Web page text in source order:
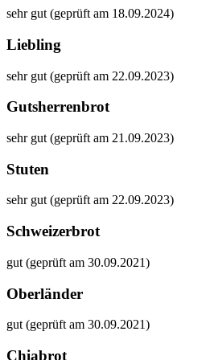
sehr gut (geprüft am 18.09.2024)
Liebling
sehr gut (geprüft am 22.09.2023)
Gutsherrenbrot
sehr gut (geprüft am 21.09.2023)
Stuten
sehr gut (geprüft am 22.09.2023)
Schweizerbrot
gut (geprüft am 30.09.2021)
Oberländer
gut (geprüft am 30.09.2021)
Chiabrot